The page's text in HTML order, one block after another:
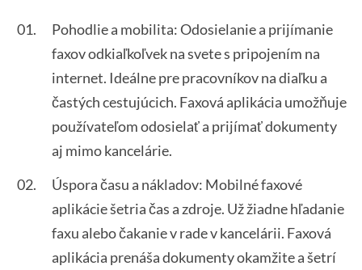
Pohodlie a mobilita: Odosielanie a prijímanie
faxov odkiaľkoľvek na svete s pripojením na
internet. Ideálne pre pracovníkov na diaľku a
častých cestujúcich. Faxová aplikácia umožňuje
používateľom odosielať a prijímať dokumenty
aj mimo kancelárie.
Úspora času a nákladov: Mobilné faxové
aplikácie šetria čas a zdroje. Už žiadne hľadanie
faxu alebo čakanie v rade v kancelárii. Faxová
aplikácia prenáša dokumenty okamžite a šetrí